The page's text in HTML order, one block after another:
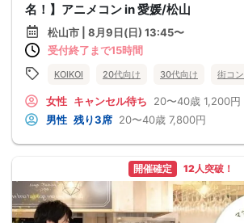
名！】アニメコン in 愛媛/松山
松山市 | 8月9日(日) 13:45〜
受付終了まで15時間
KOIKOI 20代向け 30代向け 街コン
女性 キャンセル待ち 20〜40歳 1,200円
男性 残り3席 20〜40歳 7,800円
開催確定 12人突破！